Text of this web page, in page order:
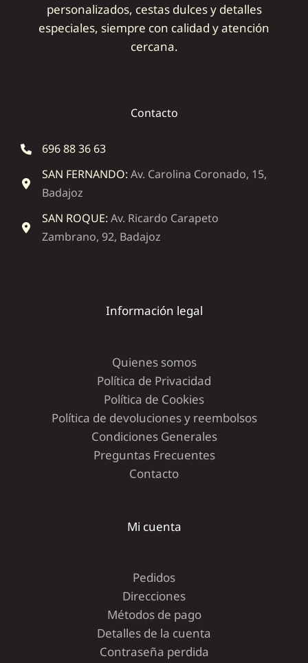
personalizados, cestas dulces y detalles
especiales, siempre con calidad y atención
cercana.
Contacto
696 88 36 63
SAN FERNANDO: Av. Carolina Coronado, 15,
Badajoz
SAN ROQUE: Av. Ricardo Carapeto
Zambrano, 92, Badajoz
Información legal
Quienes somos
Política de Privacidad
Política de Cookies
Política de devoluciones y reembolsos
Condiciones Generales
Preguntas Frecuentes
Contacto
Mi cuenta
Pedidos
Direcciones
Métodos de pago
Detalles de la cuenta
Contraseña perdida